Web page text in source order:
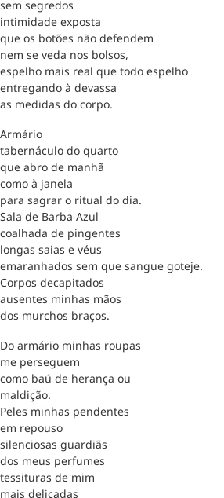
sem segredos
intimidade exposta
que os botões não defendem
nem se veda nos bolsos,
espelho mais real que todo espelho
entregando à devassa
as medidas do corpo.
Armário
tabernáculo do quarto
que abro de manhã
como à janela
para sagrar o ritual do dia.
Sala de Barba Azul
coalhada de pingentes
longas saias e véus
emaranhados sem que sangue goteje.
Corpos decapitados
ausentes minhas mãos
dos murchos braços.
Do armário minhas roupas
me perseguem
como baú de herança ou
maldição.
Peles minhas pendentes
em repouso
silenciosas guardiãs
dos meus perfumes
tessituras de mim
mais delicadas